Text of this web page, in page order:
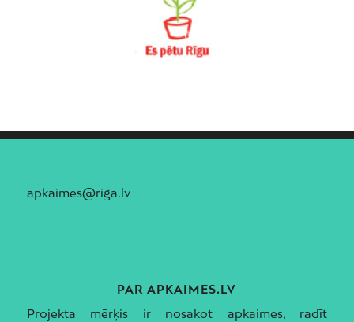
apkaimes@riga.lv
PAR APKAIMES.LV
Projekta mērķis ir nosakot apkaimes, radīt